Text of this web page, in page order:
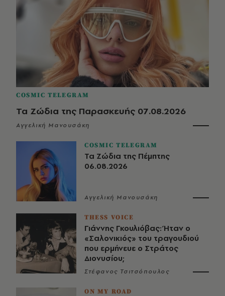
COSMIC TELEGRAM
Τα Ζώδια της Παρασκευής 07.08.2026
Αγγελική Μανουσάκη
COSMIC TELEGRAM
Τα Ζώδια της Πέμπτης
06.08.2026
Αγγελική Μανουσάκη
THESS VOICE
Γιάννης Γκουλιόβας: Ήταν ο
«Σαλονικιός» του τραγουδιού
που ερμήνευε ο Στράτος
Διονυσίου;
Στέφανος Τσιτσόπουλος
ON MY ROAD